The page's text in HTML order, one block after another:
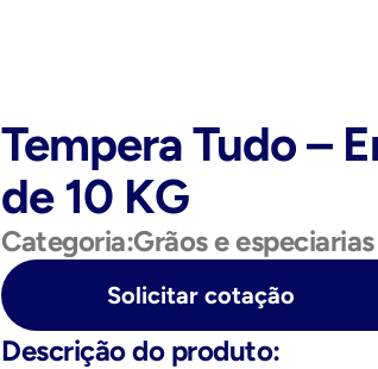
Tempera Tudo –
de 10 KG
Categoria:Grãos e especiarias
Solicitar cotação
Descrição do produto: